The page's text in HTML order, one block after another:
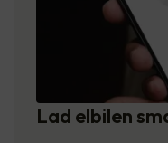
Lad elbilen